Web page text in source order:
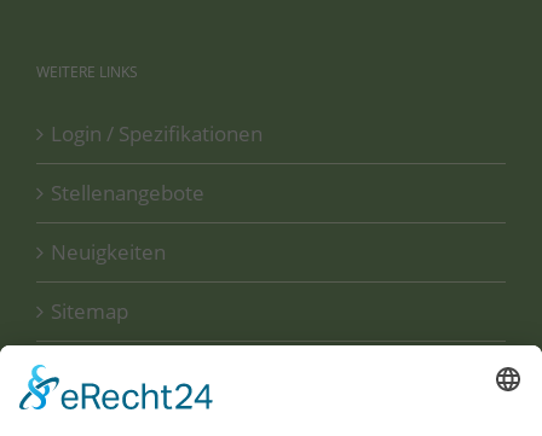
WEITERE LINKS
Login / Spezifikationen
Stellenangebote
Neuigkeiten
Sitemap
Disclaimer